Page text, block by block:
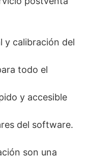
y calibración del
todo el
y accesible
del software.
son una